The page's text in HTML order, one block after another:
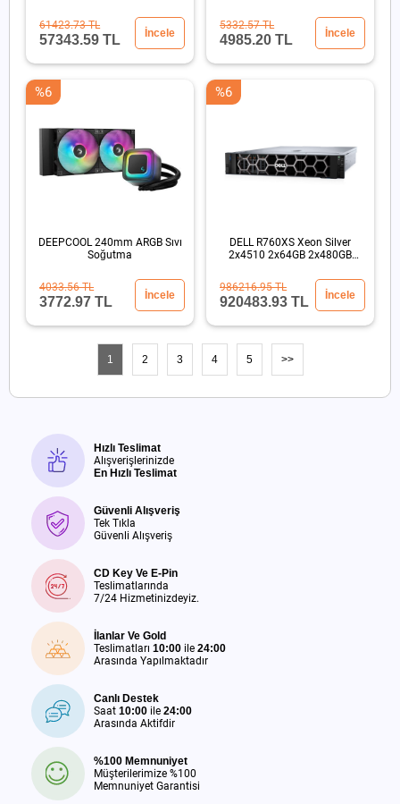
Monitörü
61423.73 TL
57343.59 TL İncele
5332.57 TL
4985.20 TL İncele
DEEPCOOL 240mm ARGB Sıvı
Soğutma
%6
4033.56 TL
3772.97 TL İncele
DELL R760XS Xeon Silver
2x4510 2x64GB 2x480GB
%6
986216.95 TL
920483.93 TL İncele
1 2 3 4 5 >>
Hızlı Teslimat
Alışverişlerinizde
En Hızlı Teslimat
Güvenli Alışveriş
Tek Tıkla
Güvenli Alışveriş
CD Key Ve E-Pin
Teslimatlarında
7/24 Hizmetinizdeyiz.
İlanlar Ve Gold
Teslimatları 10:00 ile 24:00
Arasında Yapılmaktadır
Canlı Destek
Saat 10:00 ile 24:00
Arasında Aktifdir
%100 Memnuniyet
Müşterilerimize %100
Memnuniyet Garantisi